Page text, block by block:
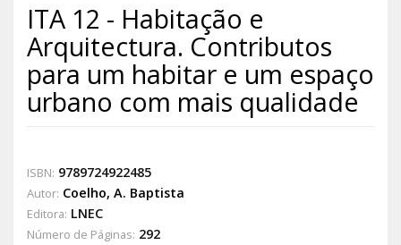
ITA 12 - Habitação e
Arquitectura. Contributos
para um habitar e um espaço
urbano com mais qualidade
ISBN: 9789724922485
Autor: Coelho, A. Baptista
Editora: LNEC
Número de Páginas: 292